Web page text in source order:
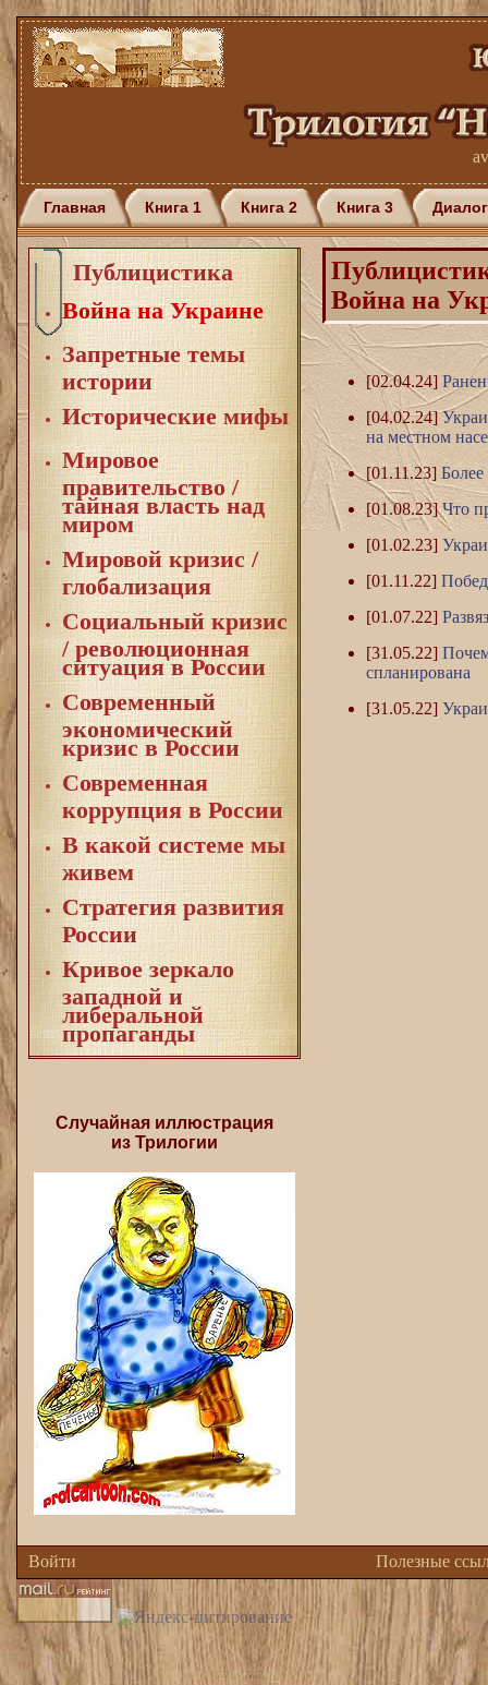
Главная Книга 1 Книга 2 Книга 3 Диалог
Публицистика
Война на Украине
Запретные темы
истории
Исторические мифы
Мировое
правительство /
тайная власть над
миром
Мировой кризис /
глобализация
Социальный кризис
/ революционная
ситуация в России
Современный
экономический
кризис в России
Современная
коррупция в России
В какой системе мы
живем
Стратегия развития
России
Кривое зеркало
западной и
либеральной
пропаганды
Случайная иллюстрация
из Трилогии
Война на
[02.04.24]
[04.02.24]
на местном
[01.11.23]
[01.08.23]Что
[01.02.23]
[01.11.22]
[01.07.22]
[31.05.22]
спланирована
[31.05.22]
Войти Полезные